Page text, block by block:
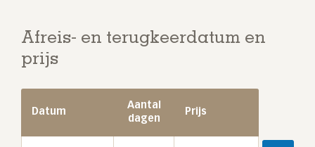
Afreis- en terugkeerdatum en
prijs
Datum
Aantal
dagen
Prijs